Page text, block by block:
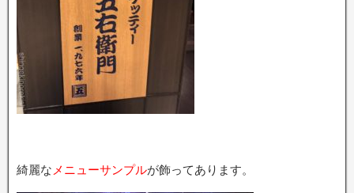
綺麗な メニューサンプルが飾ってあります。